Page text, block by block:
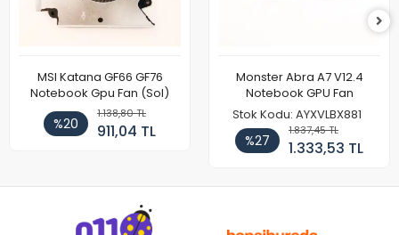
MSI Katana GF66 GF76
Notebook Gpu Fan (Sol)
%20
1.138,80 TL
911,04 TL
Monster Abra A7 V12.4
Notebook GPU Fan
Stok Kodu: AYXVLBX881
%27
1.837,45 TL
1.333,53 TL